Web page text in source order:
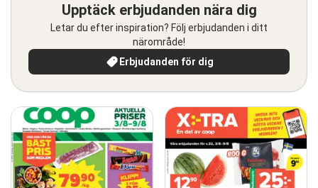
Upptäck erbjudanden nära dig
Letar du efter inspiration? Följ erbjudanden i ditt
närområde!
Erbjudanden för dig